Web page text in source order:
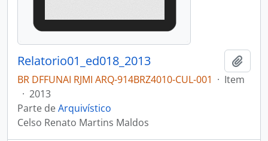
Relatorio01_ed018_2013
BR DFFUNAI RJMI ARQ-914BRZ4010-CUL-001 · Item
· 2013
Parte deArquivístico
Celso Renato Martins Maldos